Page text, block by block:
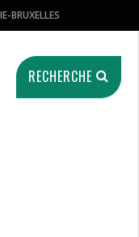
BRUXELLES
RECHERCHE